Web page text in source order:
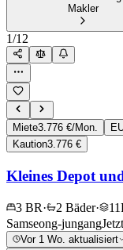
Makler
1/12
Miete3.776 €/Mon.
Kaution3.776 €
Kleines Depot
3 BR· 2 Bäder·
Samseong-jungangJetzt
Vor 1 Wo. aktualisiert